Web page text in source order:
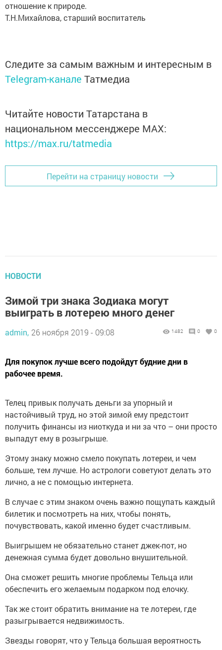
отношение к природе.
Т.Н.Михайлова, старший воспитатель
Следите за самым важным и интересным в
Telegram-канале Татмедиа
Читайте новости Татарстана в
национальном мессенджере MАХ:
https://max.ru/tatmedia
Перейти на страницу новости
НОВОСТИ
Зимой три знака Зодиака могут
выиграть в лотерею много денег
admin, 26 ноября 2019 - 09:08 1482 0 0
Для покупок лучше всего подойдут будние дни в
рабочее время.
Телец привык получать деньги за упорный и
настойчивый труд, но этой зимой ему предстоит
получить финансы из ниоткуда и ни за что – они просто
выпадут ему в розыгрыше.
Этому знаку можно смело покупать лотереи, и чем
больше, тем лучше. Но астрологи советуют делать это
лично, а не с помощью интернета.
В случае с этим знаком очень важно пощупать каждый
билетик и посмотреть на них, чтобы понять,
почувствовать, какой именно будет счастливым.
Выигрышем не обязательно станет джек-пот, но
денежная сумма будет довольно внушительной.
Она сможет решить многие проблемы Тельца или
обеспечить его желаемым подарком под елочку.
Так же стоит обратить внимание на те лотереи, где
разыгрывается недвижимость.
Звезды говорят, что у Тельца большая вероятность